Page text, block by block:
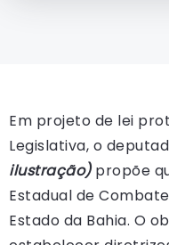
Em projeto de lei
Legislativa, o
ilustração)propõe
Estadual de
Estado da Bahia. O